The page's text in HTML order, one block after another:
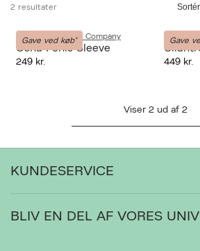
2 resultater
Gave ved køb*
The Natural Love Company
Osha Penis Sleeve
249 kr.
Gave
The
449 kr.
Viser 2 ud af 2
KUNDESERVICE
Levering
BLIV EN DEL AF VORES